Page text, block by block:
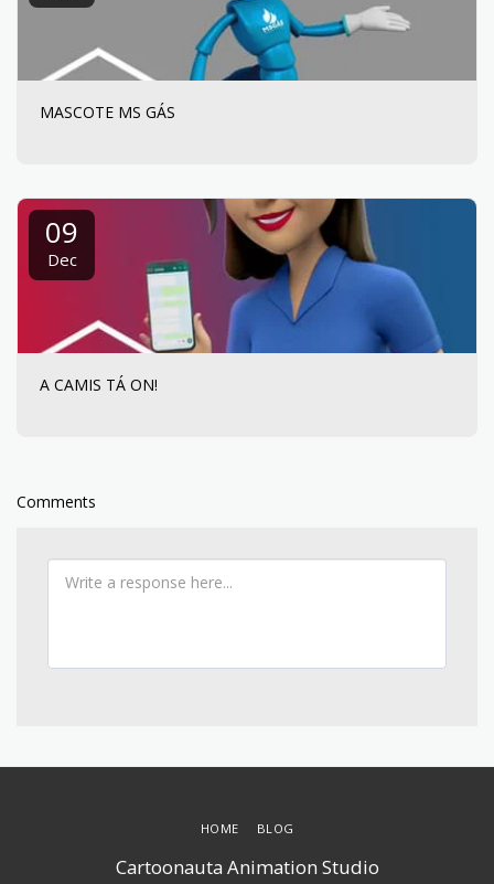
MASCOTE MS GÁS
09
Dec
A CAMIS TÁ ON!
Comments
Cartoonauta Animation Studio
HOME BLOG